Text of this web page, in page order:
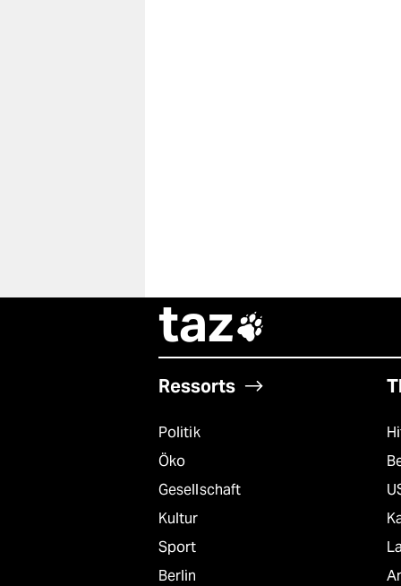
taz
Ressorts
Politik
Öko
Gesellschaft
Kultur
Sport
Berlin